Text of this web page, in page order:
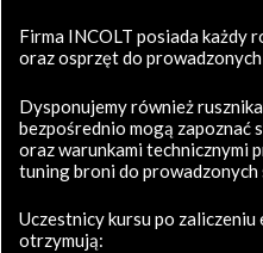
Firma INCOLT posiada każdy
oraz osprzęt do
Dysponujemy również
bezpośrednio mogą zapoznać
oraz warunkami technicznymi
tuning broni do prowadzonych
Uczestnicy kursu po zaliczeniu
otrzymują: